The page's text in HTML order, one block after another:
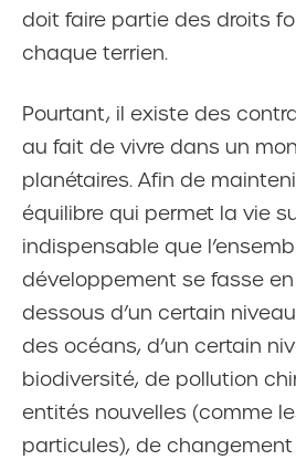
doit faire partie des droits
chaque terrien.
Pourtant, il existe des
au fait de vivre dans un
planétaires. Afin de
équilibre qui permet la vie
indispensable que
développement se fasse
dessous d’un certain
des océans, d’un certain
biodiversité, de pollution
entités nouvelles (comme
particules), de